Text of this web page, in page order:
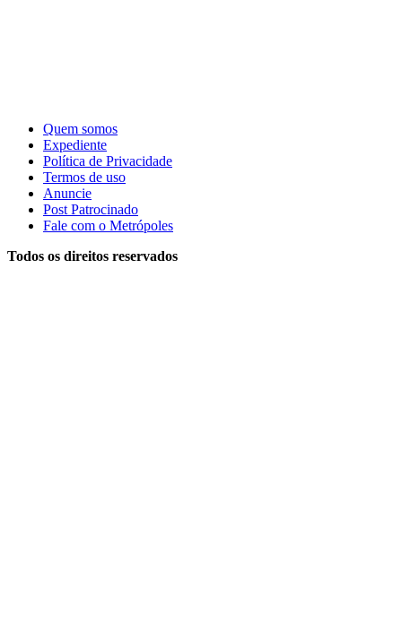
Quem somos
Expediente
Política de Privacidade
Termos de uso
Anuncie
Post Patrocinado
Fale com o Metrópoles
Todos os direitos reservados